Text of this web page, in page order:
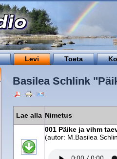
Levi Toeta
Basilea Schlink
Lae alla Nimetus
001 Päike ja vihm
(autor: M.Basilea